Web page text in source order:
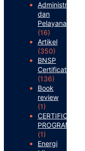
Administrasi
dan
Pelayanan
(16)
Artikel
(350)
BNSP
Certification
(136)
Book
review
(1)
CERTIFICATION
PROGRAM
(1)
Energi